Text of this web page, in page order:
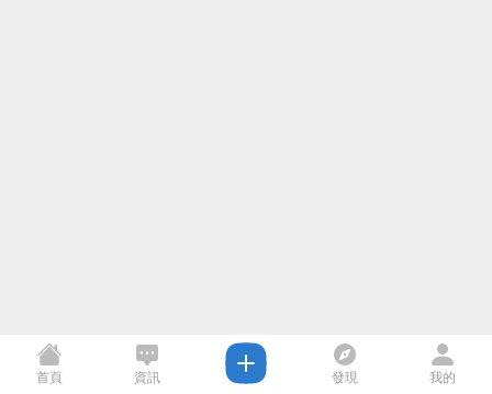
首頁 資訊 發現 我的